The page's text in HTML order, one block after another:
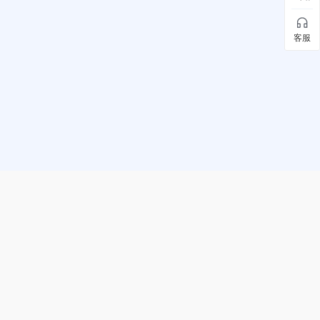
客服